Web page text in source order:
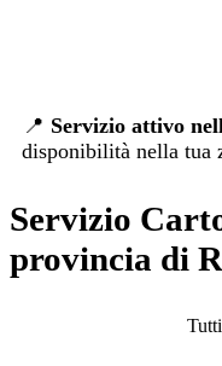
📍 Servizio attivo
disponibilità nella tua
Servizio
provincia di